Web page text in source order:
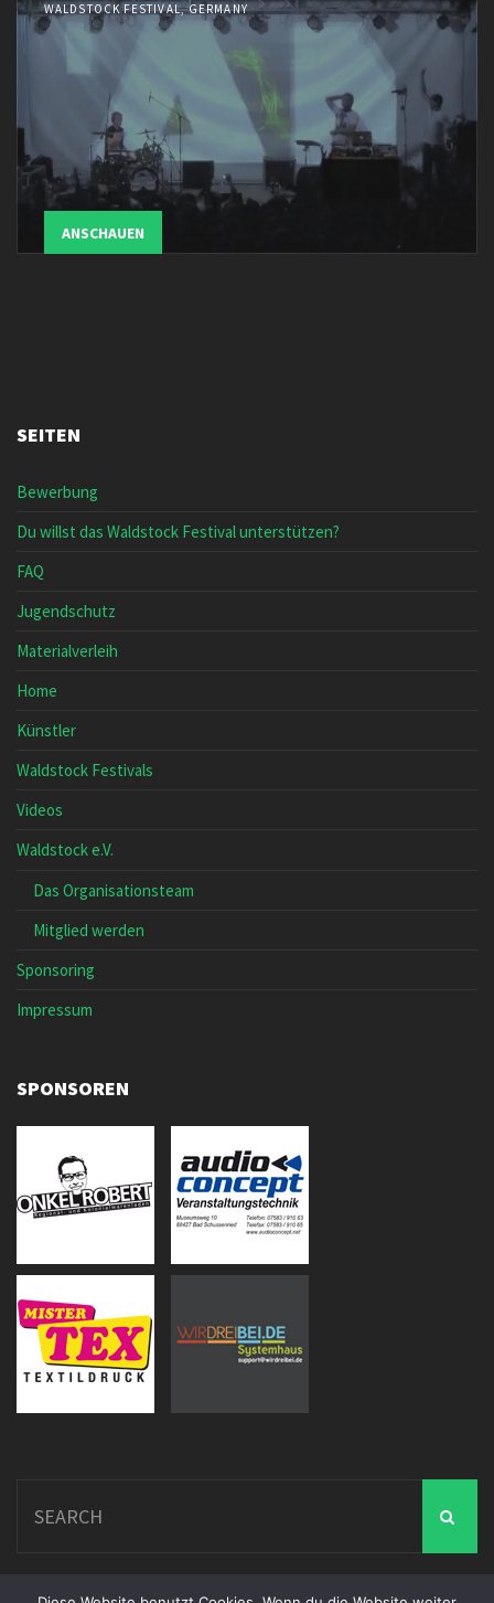
WALDSTOCK FESTIVAL, GERMANY
ANSCHAUEN
SEITEN
Bewerbung
Du willst das Waldstock Festival unterstützen?
FAQ
Jugendschutz
Materialverleih
Home
Künstler
Waldstock Festivals
Videos
Waldstock e.V.
Das Organisationsteam
Mitglied werden
Sponsoring
Impressum
SPONSOREN
for: